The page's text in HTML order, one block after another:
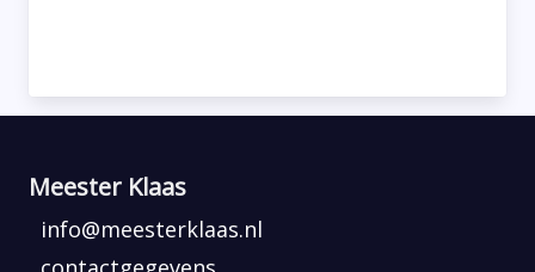
Meester Klaas
info@meesterklaas.nl